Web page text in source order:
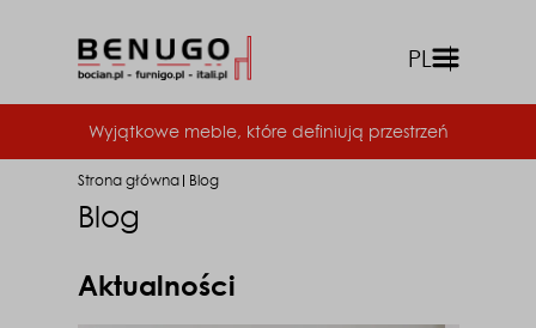
PLfront.menu
Wyjątkowe meble, które definiują przestrzeń
Strona główna Blog
Blog
Aktualności